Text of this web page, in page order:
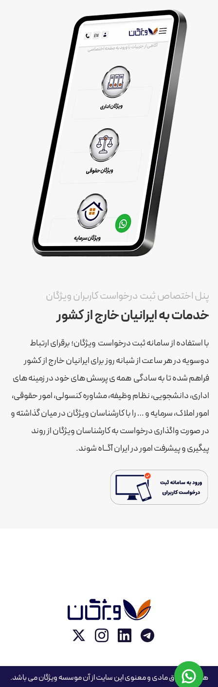
پنل اختصاص ثبت درخواست کاربران ویژگان
خدمات به ایرانیان خارج از کشور
با استفاده از سامانه ثبت درخواست ویژگان؛ برقرای ارتباط
دوسویه در هر ساعت از شبانه روز برای ایرانیان خارج از کشور
فراهم شده تا به سادگی همه ی پرسش های خود در زمینه های
اداری، دانشجویی، نظام وظیفه، مشاوره کنسولی، امور حقوقی،
امور املاک، سرمایه و … را با کارشناسان ویژگان در میان گذاشته و
در صورت واگذاری درخواست به کارشناسان ویژگان از روند
پیگیری و پیشرفت امور در ایران آگــاه شوند.
همه ی حقوق مادی و معنوی این سایت از آن موسسه ویژگان می باشد.